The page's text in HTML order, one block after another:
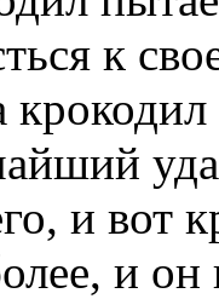
к
и вот
и